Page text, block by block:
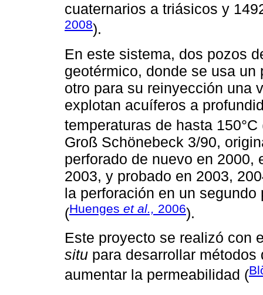
cuaternarios a triásicos y
2008).
En este sistema, dos pozos
geotérmico, donde se usa
otro para su reinyección una
explotan acuíferos a
temperaturas de hasta 150°C
Groß Schönebeck 3/90,
perforado de nuevo en 2000,
2003, y probado en 2003,
la perforación en un
(Huenges et al., 2006).
Este proyecto se realizó con
situ para desarrollar
aumentar la permeabilidad (